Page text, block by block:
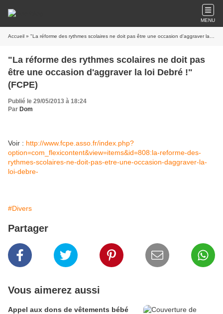
MENU
Accueil » "La réforme des rythmes scolaires ne doit pas être une occasion d'aggraver la loi Debré !" (FCPE)
"La réforme des rythmes scolaires ne doit pas
être une occasion d'aggraver la loi Debré !"
(FCPE)
Publié le 29/05/2013 à 18:24
Par Dom
Voir : http://www.fcpe.asso.fr/index.php?
option=com_flexicontent&view=items&id=808:la-reforme-des-
rythmes-scolaires-ne-doit-pas-etre-une-occasion-daggraver-la-
loi-debre-
#Divers
Partager
Vous aimerez aussi
Appel aux dons de vêtements bébé